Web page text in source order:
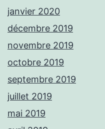
janvier 2020
décembre 2019
novembre 2019
octobre 2019
septembre 2019
juillet 2019
mai 2019